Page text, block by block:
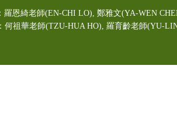
羅恩綺老師(EN-CHI LO) , 鄭雅文(YA-WEN
祖華老師(TZU-HUA HO), 羅育齡老師(YU-